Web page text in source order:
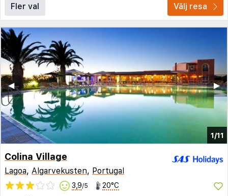
Fler val Välj resa
1/11
▶︎
◀︎
Colina Village
Lagoa, Algarvekusten, Portugal
3,9/5 20°C